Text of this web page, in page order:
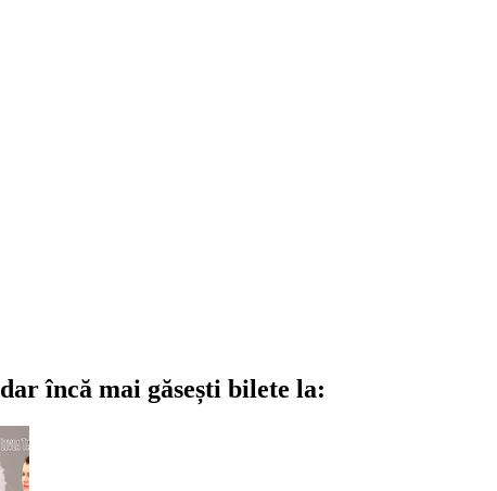
dar încă mai găsești bilete la: